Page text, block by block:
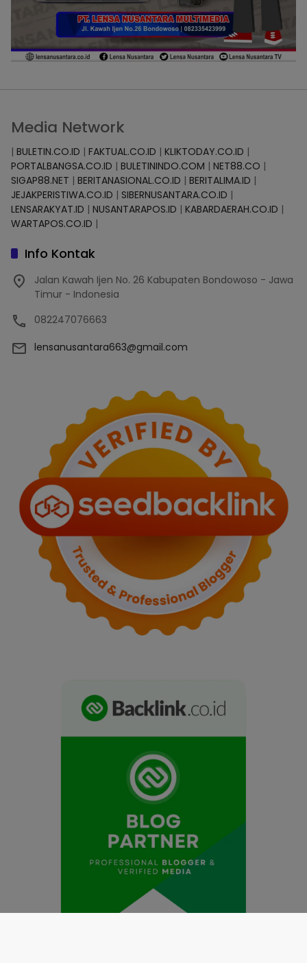
Media Network
| BULETIN.CO.ID | FAKTUAL.CO.ID | KLIKTODAY.CO.ID |
PORTALBANGSA.CO.ID | BULETININDO.COM | NET88.CO |
SIGAP88.NET | BERITANASIONAL.CO.ID | BERITALIMA.ID |
JEJAKPERISTIWA.CO.ID | SIBERNUSANTARA.CO.ID |
LENSARAKYAT.ID | NUSANTARAPOS.ID | KABARDAERAH.CO.ID |
WARTAPOS.CO.ID |
Info Kontak
Jalan Kawah Ijen No. 26 Kabupaten Bondowoso - Jawa
Timur - Indonesia
082247076663
lensanusantara663@gmail.com